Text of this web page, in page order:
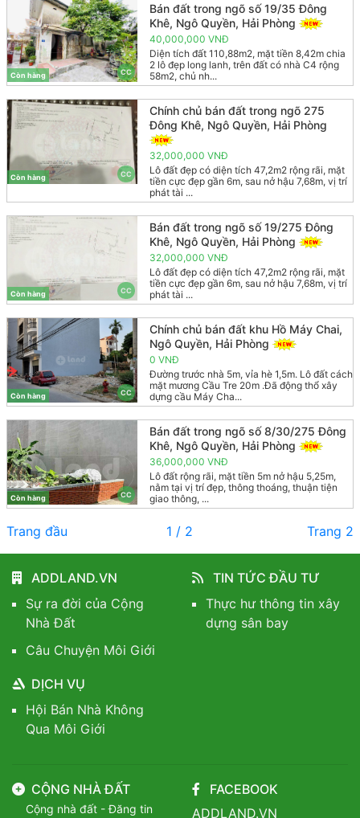
CC
Còn hàng
Bán đất trong ngõ số 19/35 Đông
Khê, Ngô Quyền, Hải Phòng
40,000,000 VNĐ
Diện tích đất 110,88m2, mặt tiền 8,42m chia
2 lô đẹp long lanh, trên đất có nhà C4 rộng
58m2, chủ nh...
CC
Còn hàng
Chính chủ bán đất trong ngõ 275
Đông Khê, Ngô Quyền, Hải Phòng
32,000,000 VNĐ
Lô đất đẹp có diện tích 47,2m2 rộng rãi, mặt
tiền cực đẹp gần 6m, sau nở hậu 7,68m, vị trí
phát tài ...
CC
Còn hàng
Bán đất trong ngõ số 19/275 Đông
Khê, Ngô Quyền, Hải Phòng
32,000,000 VNĐ
Lô đất đẹp có diện tích 47,2m2 rộng rãi, mặt
tiền cực đẹp gần 6m, sau nở hậu 7,68m, vị trí
phát tài ...
CC
Còn hàng
Chính chủ bán đất khu Hồ Máy Chai,
Ngô Quyền, Hải Phòng
0 VNĐ
Đường trước nhà 5m, vỉa hè 1,5m. Lô đất cách
mặt mương Cầu Tre 20m .Đã động thổ xây
dựng cầu Máy Cha...
CC
Còn hàng
Bán đất trong ngõ số 8/30/275 Đông
Khê, Ngô Quyền, Hải Phòng
36,000,000 VNĐ
Lô đất rộng rãi, mặt tiền 5m nở hậu 5,25m,
nằm tại vị trí đẹp, thông thoáng, thuận tiện
giao thông, ...
Trang đầu 1 / 2 Trang 2
ADDLAND.VN
Sự ra đời của Cộng
Nhà Đất
Câu Chuyện Môi Giới
TIN TỨC ĐẦU TƯ
Thực hư thông tin xây
dựng sân bay
DỊCH VỤ
Hội Bán Nhà Không
Qua Môi Giới
CỘNG NHÀ ĐẤT
Cộng nhà đất - Đăng tin
FACEBOOK
ADDLAND.VN